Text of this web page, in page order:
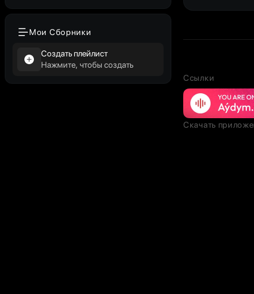
Мои Сборники
Создать плейлист
Нажмите, чтобы создать
Ссылки
Скачать